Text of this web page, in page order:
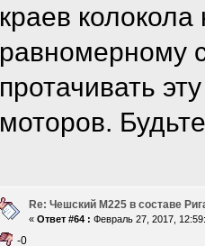
краев
равномерному
протачивать
моторов.
Re: Чешский М225 в составе
« Ответ #64 : Февраль 27, 2017,
-0